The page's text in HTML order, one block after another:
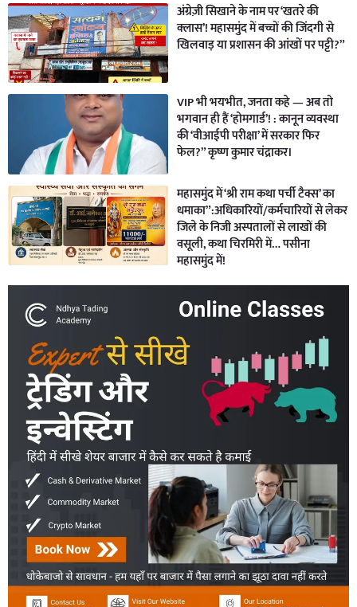
अंग्रेज़ी सिखाने के नाम पर ‘खतरे की
क्लास’! महासमुंद में बच्चों की जिंदगी से
खिलवाड़ या प्रशासन की आंखों पर पट्टी?”
VIP भी भयभीत, जनता कहे — अब तो
भगवान ही हैं ‘होमगार्ड’! : कानून व्यवस्था
की ‘वीआईपी परीक्षा’ में सरकार फिर
फेल?” कृष्ण कुमार चंद्राकर।
महासमुंद में ‘श्री राम कथा पर्ची टैक्स’ का
धमाका”:अधिकारियों/कर्मचारियों से लेकर
जिले के निजी अस्पतालों से लाखों की
वसूली, कथा चिरमिरी में… पसीना
महासमुंद में!